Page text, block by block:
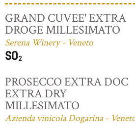
GRAND CUVEE' EXTRA
DROGE MILLESIMATO
Serena Winery - Veneto
PROSECCO EXTRA DOC
EXTRA DRY
MILLESIMATO
Azienda vinicola Dogarina -